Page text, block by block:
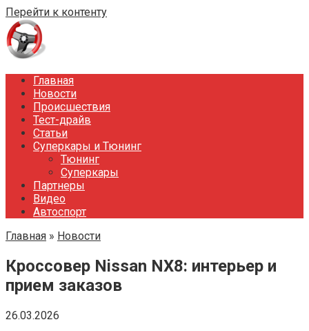
Перейти к контенту
Главная
Новости
Происшествия
Тест-драйв
Статьи
Суперкары и Тюнинг
Тюнинг
Суперкары
Партнеры
Видео
Автоспорт
Главная » Новости
Кроссовер Nissan NX8: интерьер и
прием заказов
26.03.2026